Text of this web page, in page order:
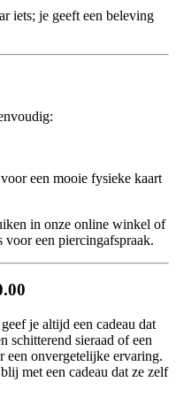
iets; je geeft een beleving
een mooie fysieke kaart
in onze online winkel of
een piercingafspraak.
geef je altijd een cadeau dat
schitterend sieraad of een
onvergetelijke ervaring.
met een cadeau dat ze zelf